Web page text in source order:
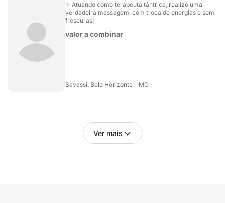
✨ Atuando como terapeuta tântrica, realizo uma
verdadeira massagem, com troca de energias e sem
frescuras!
valor a combinar
Savassi, Belo Horizonte - MG
Ver mais